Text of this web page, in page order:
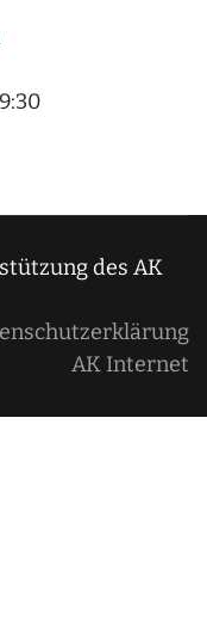
des AK
AK Internet